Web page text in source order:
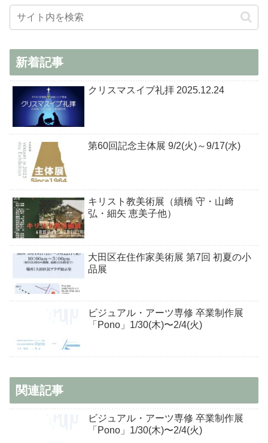
新着記事
クリスマスイブ礼拝 2025.12.24
第60回記念主体展 9/2(火)～9/17(水)
キリスト教美術展（續橋 守・山﨑
弘・細矢 恵美子他）
大田区在住作家美術展 第7回 初夏の小
品展
ビジュアル・アーツ専修 卒業制作展
「Pono」1/30(木)〜2/4(火)
関連記事
ビジュアル・アーツ専修 卒業制作展
「Pono」1/30(木)〜2/4(火)